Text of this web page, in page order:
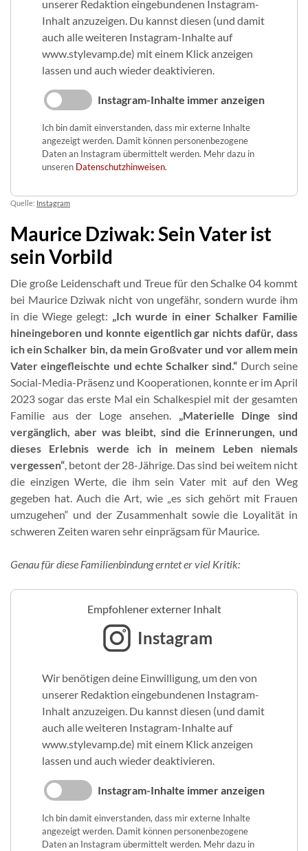
unserer Redaktion eingebundenen Instagram-
Inhalt anzuzeigen. Du kannst diesen (und damit
auch alle weiteren Instagram-Inhalte auf
www.stylevamp.de) mit einem Klick anzeigen
lassen und auch wieder deaktivieren.
Instagram-Inhalte immer anzeigen
Ich bin damit einverstanden, dass mir externe Inhalte
angezeigt werden. Damit können personenbezogene
Daten an Instagram übermittelt werden. Mehr dazu in
unseren Datenschutzhinweisen.
Quelle: Instagram
Maurice Dziwak: Sein Vater ist
sein Vorbild
Die große Leidenschaft und Treue für den Schalke 04 kommt
bei Maurice Dziwak nicht von ungefähr, sondern wurde ihm
in die Wiege gelegt: „Ich wurde in einer Schalker Familie
hineingeboren und konnte eigentlich gar nichts dafür, dass
ich ein Schalker bin, da mein Großvater und vor allem mein
Vater eingefleischte und echte Schalker sind.“ Durch seine
Social-Media-Präsenz und Kooperationen, konnte er im April
2023 sogar das erste Mal ein Schalkespiel mit der gesamten
Familie aus der Loge ansehen. „Materielle Dinge sind
vergänglich, aber was bleibt, sind die Erinnerungen, und
dieses Erlebnis werde ich in meinem Leben niemals
vergessen“, betont der 28-Jährige. Das sind bei weitem nicht
die einzigen Werte, die ihm sein Vater mit auf den Weg
gegeben hat. Auch die Art, wie „es sich gehört mit Frauen
umzugehen“ und der Zusammenhalt sowie die Loyalität in
schweren Zeiten waren sehr einprägsam für Maurice.
Genau für diese Familienbindung erntet er viel Kritik:
Empfohlener externer Inhalt
Instagram
Wir benötigen deine Einwilligung, um den von
unserer Redaktion eingebundenen Instagram-
Inhalt anzuzeigen. Du kannst diesen (und damit
auch alle weiteren Instagram-Inhalte auf
www.stylevamp.de) mit einem Klick anzeigen
lassen und auch wieder deaktivieren.
Instagram-Inhalte immer anzeigen
Ich bin damit einverstanden, dass mir externe Inhalte
angezeigt werden. Damit können personenbezogene
Daten an Instagram übermittelt werden. Mehr dazu in